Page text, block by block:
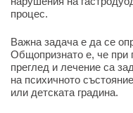
процес.
Важна задача е да се
Общопризнато е, че при
преглед и лечение са
на психичното
или детската градина.